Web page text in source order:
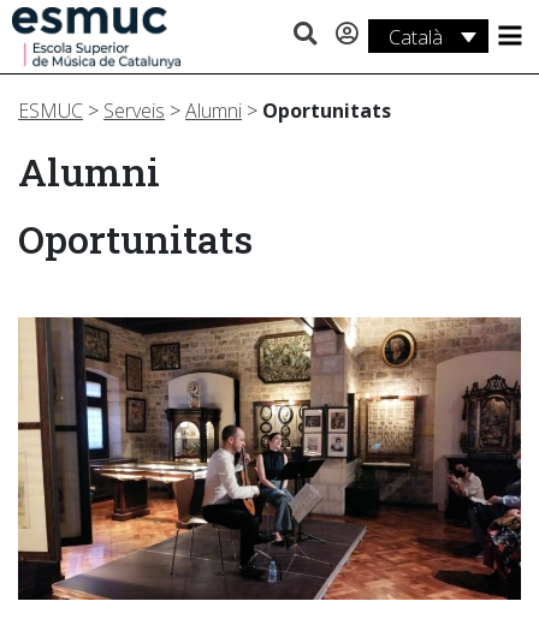
Català
Estudis
Recerca
Serveis
Activitats
ESMUC > Serveis >Alumni > Oportunitats
Alumni
Oportunitats